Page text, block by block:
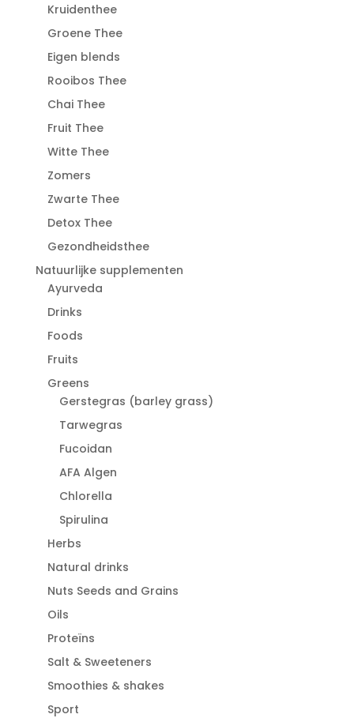
Kruidenthee
Groene Thee
Eigen blends
Rooibos Thee
Chai Thee
Fruit Thee
Witte Thee
Zomers
Zwarte Thee
Detox Thee
Gezondheidsthee
Natuurlijke supplementen
Ayurveda
Drinks
Foods
Fruits
Greens
Gerstegras (barley grass)
Tarwegras
Fucoidan
AFA Algen
Chlorella
Spirulina
Herbs
Natural drinks
Nuts Seeds and Grains
Oils
Proteïns
Salt & Sweeteners
Smoothies & shakes
Sport